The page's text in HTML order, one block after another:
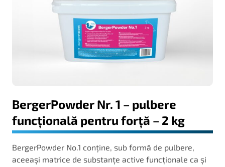
BergerPowder Nr. 1 – pulbere
funcțională pentru forță – 2 kg
BergerPowder No.1 conține, sub formă de pulbere,
aceeași matrice de substanțe active funcționale ca și